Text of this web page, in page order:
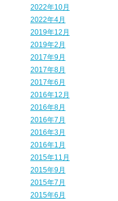
2022年10月
2022年4月
2019年12月
2019年2月
2017年9月
2017年8月
2017年6月
2016年12月
2016年8月
2016年7月
2016年3月
2016年1月
2015年11月
2015年9月
2015年7月
2015年6月